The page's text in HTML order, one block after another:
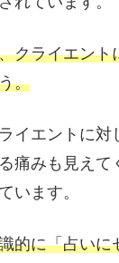
クライエン
。
イエントに
痛みも見えて
います。
的に「占い